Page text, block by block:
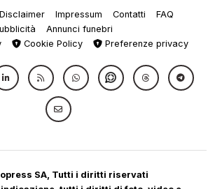
Disclaimer Impressum Contatti
FAQ
Annunci funebri
Cookie Policy Preferenze privacy
SA, Tutti i diritti riservati